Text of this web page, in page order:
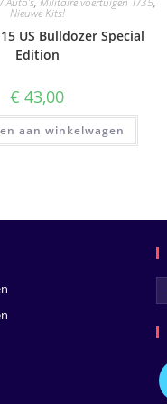
Nieuwe Kits!
US Bulldozer Special
Edition
€ 43,00
aan winkelwagen